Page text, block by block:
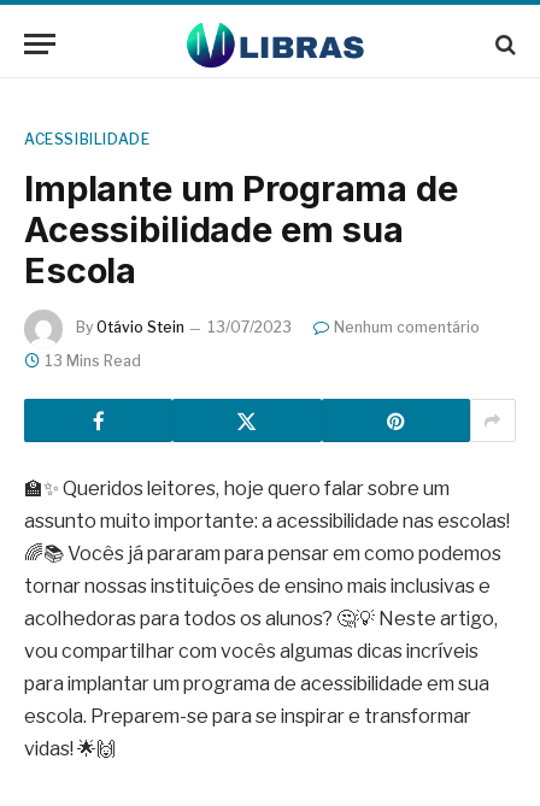
ACESSIBILIDADE
Implante um Programa de
Acessibilidade em sua
Escola
By Otávio Stein 13/07/2023
Nenhum comentário
13 Mins Read
🏫✨ Queridos leitores, hoje quero falar sobre um
assunto muito importante: a acessibilidade nas escolas!
🌈📚 Vocês já pararam para pensar em como podemos
tornar nossas instituições de ensino mais inclusivas e
acolhedoras para todos os alunos? 🤔💡 Neste artigo,
vou compartilhar com vocês algumas dicas incríveis
para implantar um programa de acessibilidade em sua
escola. Preparem-se para se inspirar e transformar
vidas! 🌟🙌